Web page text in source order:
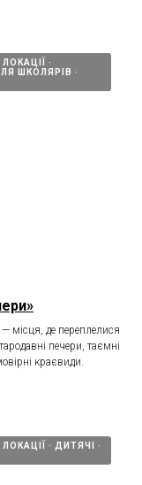
ЛОКАЦІЇ
ШКОЛЯРІВ
місця, де переплелися
печери, таємні
краєвиди.
ЛОКАЦІЇ
ДИТЯЧІ